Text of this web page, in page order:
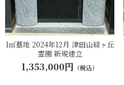
1㎡墓地 2024年12月 津田山緑ヶ丘
霊園 新規建立
1,353,000円 （税込）